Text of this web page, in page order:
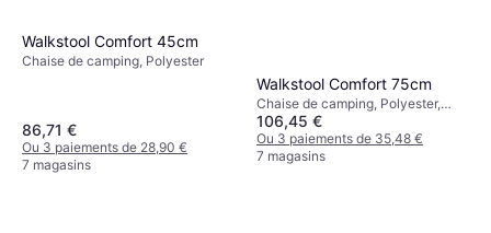
Walkstool Comfort 45cm
Chaise de camping, Polyester
86,71 €
Ou 3 paiements de 28,90 €
7 magasins
Walkstool Comfort 75cm
Chaise de camping, Polyester,
Nylon, Aluminium
106,45 €
Ou 3 paiements de 35,48 €
7 magasins